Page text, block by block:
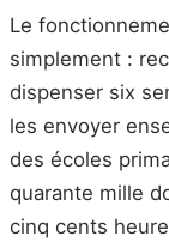
Le
simplement :
dispenser six
les envoyer
des écoles
quarante mille
cinq cents